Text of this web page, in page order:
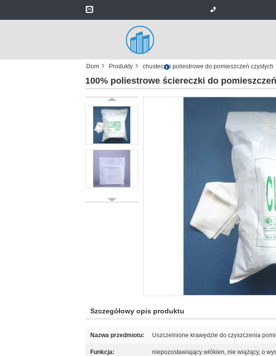
Dom Produkty chusteczki poliestrowe do pomieszczeń czystych
100% poliestrowe ściereczki do
Szczegółowy opis produktu
Nazwa przedmiotu: Uszczelnione krawędzie do czyszczenia
Funkcja: niepozostawiający włókien, nie wiążący, o